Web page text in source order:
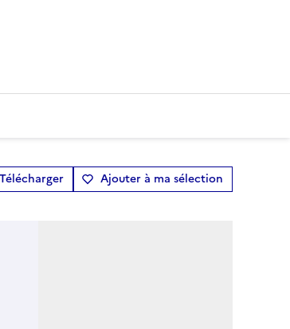
Télécharger Ajouter à ma sélection